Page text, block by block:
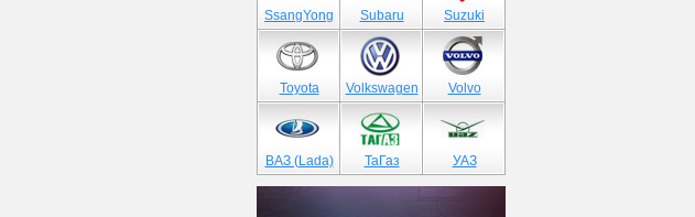
SsangYong Subaru Suzuki
Toyota Volkswagen Volvo
ВАЗ (Lada) ТаГаз УАЗ